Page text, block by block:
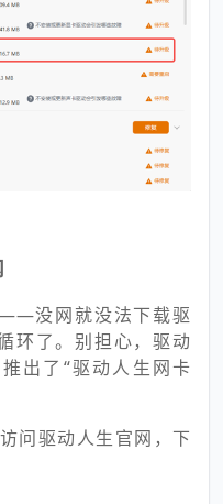
没网就没法下载驱
环了。别担心，驱动
出了“驱动人生网卡
问驱动人生官网，下